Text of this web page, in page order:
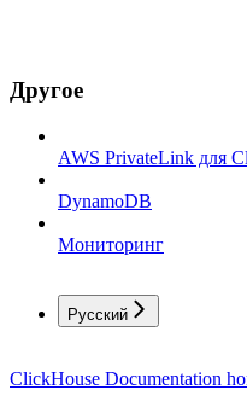
Другое
AWS PrivateLink для
DynamoDB
Мониторинг
Русский
ClickHouse Documentation